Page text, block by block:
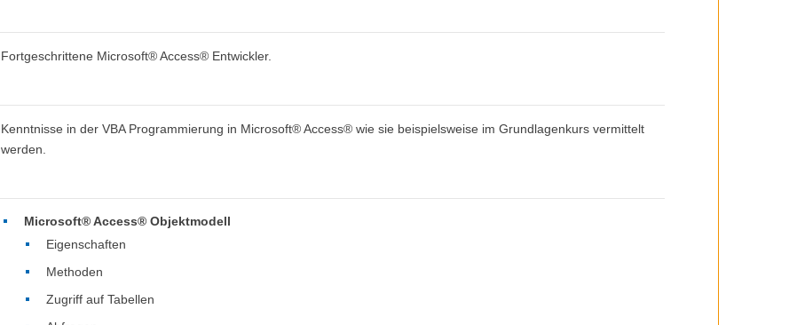
Fortgeschrittene Microsoft® Access® Entwickler.
Kenntnisse in der VBA Programmierung in Microsoft® Access® wie sie beispielsweise im Grundlagenkurs vermittelt
werden.
Microsoft® Access® Objektmodell
Eigenschaften
Methoden
Zugriff auf Tabellen